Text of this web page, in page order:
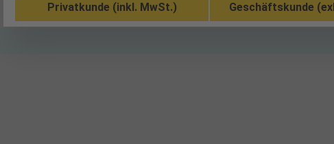
Privatkunde (inkl. MwSt.) Geschäftskunde